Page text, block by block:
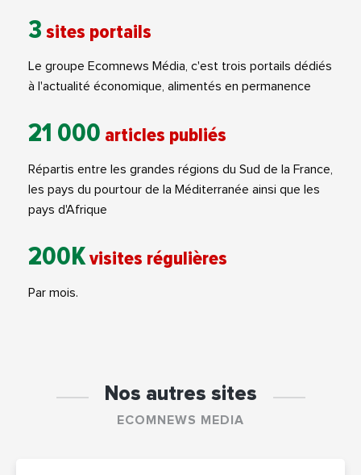
3 sites portails
Le groupe Ecomnews Média, c'est trois portails dédiés
à l'actualité économique, alimentés en permanence
21 000 articles publiés
Répartis entre les grandes régions du Sud de la France,
les pays du pourtour de la Méditerranée ainsi que les
pays d'Afrique
200Kvisites régulières
Par mois.
Nos autres sites
ECOMNEWS MEDIA